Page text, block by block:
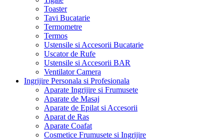
Toaster
Tavi Bucatarie
Termometre
Termos
Ustensile si Accesorii Bucatarie
Uscator de Rufe
Ustensile si Accesorii BAR
Ventilator Camera
Ingrijire Personala si Profesionala
Aparate Ingrijire si Frumusete
Aparate de Masaj
Aparate de Epilat si Accesorii
Aparat de Ras
Aparate Coafat
Cosmetice Frumusete si Ingrijire